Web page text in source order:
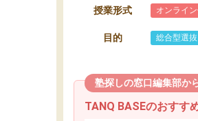
授業形式 オンライ
目的 総合型選
塾探しの窓口編集部か
TANQ BASEのおすす